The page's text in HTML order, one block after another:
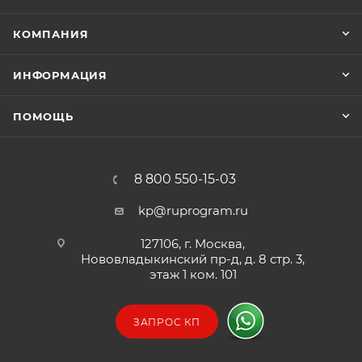
КОМПАНИЯ
ИНФОРМАЦИЯ
ПОМОЩЬ
8 800 550-15-03
kp@ruprogram.ru
127106, г. Москва,
Нововладыкинский пр-д, д. 8 стр. 3,
этаж 1 ком. 101
ЗАПРОС КП